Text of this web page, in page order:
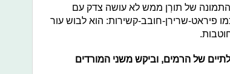
התמונה של תורְן ממש לא עושה צדק עם
פיראט-שרירן-חובב-קשירות: הוא לבוש עור
של הרמים, וביקש משני המורדים